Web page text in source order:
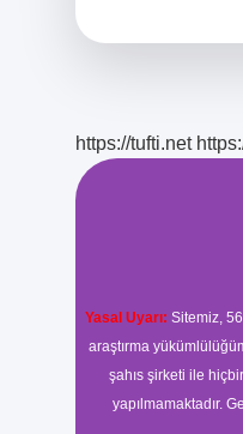
https://tufti.net
Yasal Uyarı: Sitemiz,
araştırma
şahıs şirketi ile
yapılmamaktadır.